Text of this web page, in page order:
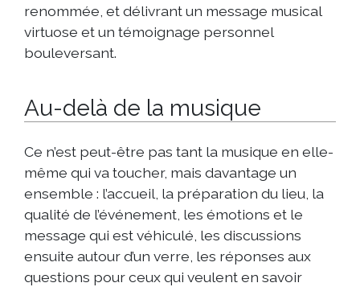
renommée, et délivrant un message musical
virtuose et un témoignage personnel
bouleversant.
Au-delà de la musique
Ce n’est peut-être pas tant la musique en elle-
même qui va toucher, mais davantage un
ensemble : l’accueil, la préparation du lieu, la
qualité de l’événement, les émotions et le
message qui est véhiculé, les discussions
ensuite autour d’un verre, les réponses aux
questions pour ceux qui veulent en savoir